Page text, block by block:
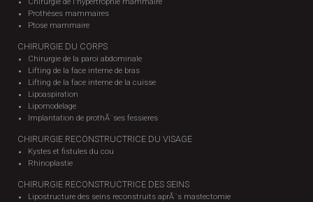
Prothèses mammaires
Ptose mammaire
CHIRURGIE DU CORPS
Chirurgie de la paroi abdominale
Lifting de la face interne de bras
Lifting de la face interne de la cuisse
Lipoaspiration
Lipomodelage
Implantation de prothÃ¨ses fessieres
CHIRURGIE RECONSTRUCTRICE DU VISAGE
Kystes et fistules du cou
Rhinoplastie
CHIRURGIE RECONSTRUCTRICE DES SEINS
Lipostructure des seins reconstruits aprÃ¨s mastectomie